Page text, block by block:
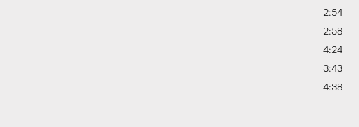
2:54
2:58
4:24
3:43
4:38